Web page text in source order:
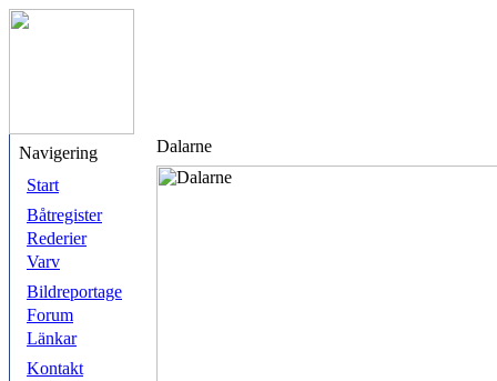
Navigering
Start
Båtregister
Rederier
Varv
Bildreportage
Forum
Länkar
Kontakt
Dalarne